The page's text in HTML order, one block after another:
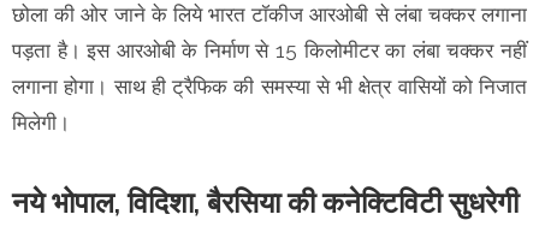
छोला की ओर जाने के लिये भारत टॉकीज आरओबी से लंबा चक्कर लगाना
पड़ता है। इस आरओबी के निर्माण से 15 किलोमीटर का लंबा चक्कर नहीं
लगाना होगा। साथ ही ट्रैफिक की समस्या से भी क्षेत्र वासियों को निजात
मिलेगी।
नये भोपाल, विदिशा, बैरसिया की कनेक्टिविटी सुधरेगी